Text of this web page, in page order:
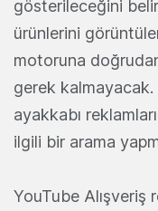
gösterileceğini
ürünlerini
motoruna
gerek kalmayacak.
ayakkabı
ilgili bir arama
YouTube Alışveriş